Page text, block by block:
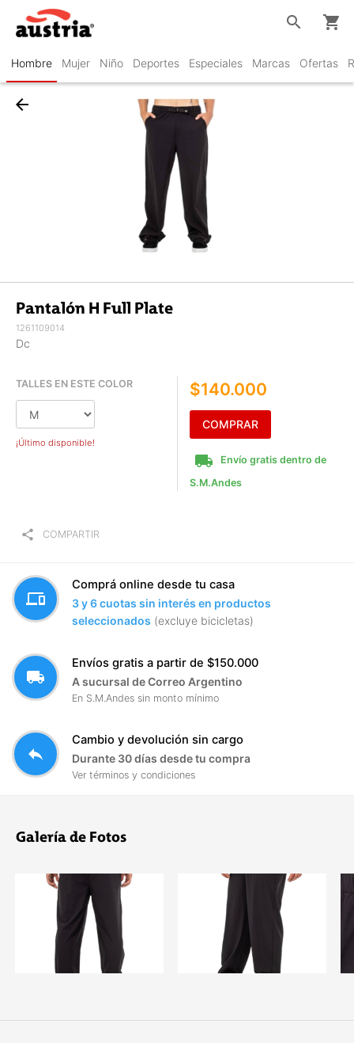
Hombre Mujer Niño Deportes Especiales Marcas Ofertas
search shopping_cart
arrow_back
Pantalón H Full Plate
1261109014
Dc
TALLES EN ESTE COLOR
¡Último disponible!
$140.000
COMPRAR
local_shipping
Envío gratis dentro de
S.M.Andes
share COMPARTIR
devices
Comprá online desde tu casa
3 y 6 cuotas sin interés en productos
seleccionados (excluye bicicletas)
local_shipping
Envíos gratis a partir de $150.000
A sucursal de Correo Argentino
En S.M.Andes sin monto mínimo
reply
Cambio y devolución sin cargo
Durante 30 días desde tu compra
Ver términos y condiciones
Galería de Fotos